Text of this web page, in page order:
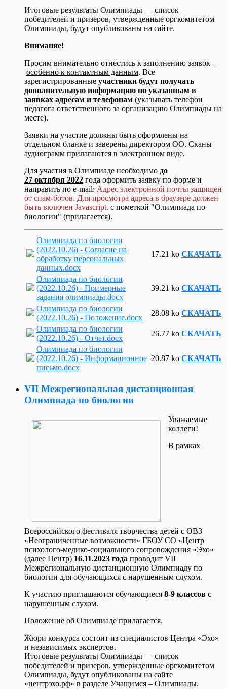
Итоговые результаты Олимпиады — список
победителей и призеров, утвержденные оргкомитетом
Олимпиады, будут опубликованы на сайте.
Внимание!
Просим внимательно отнестись к заполнению заявок –
особенно к контактным данным. Все
зарегистрированные участники будут получать
дополнительную информацию по указанным в
заявках адресам и телефонам (указывать телефон
педагога ответственного за организацию Олимпиады на
месте).
Заявки на участие должны быть оформлены на
отдельном бланке и заверены директором ОО. Сканы
аудиограмм прилагаются в электронном виде.
Для участия в Олимпиаде необходимо до
27 октября 2022 года оформить заявку по форме и
направить по e-mail: Адрес электронной почты защищен
от спам-ботов. Для просмотра адреса в браузере должен
быть включен Javascript. с пометкой "Олимпиада по
биологии" (прилагается).
Олимпиада по биологии
(2022.10.26) - Согласие на
обработку персональных
данных.docx
17.21 ko СКАЧАТЬ
Олимпиада по биологии
(2022.10.26) - Примерные
задания олимпиады.docx
39.21 ko СКАЧАТЬ
Олимпиада по биологии
(2022.10.26) - Положение.docx
28.08 ko СКАЧАТЬ
Олимпиада по биологии
(2022.10.26) - Отчет.docx
26.77 ko СКАЧАТЬ
Олимпиада по биологии
(2022.10.26) - Информационное
письмо.docx
20.87 ko СКАЧАТЬ
VII Межрегиональная дистанционная
Олимпиада по биологии
Уважаемые
коллеги!
В рамках
Всероссийского фестиваля творчества детей с ОВЗ
«Неограниченные возможности» ГБОУ СО «Центр
психолого-медико-социального сопровождения «Эхо»
(далее Центр) 16.11.2023 года проводит VII
Межрегиональную дистанционную Олимпиаду по
биологии для обучающихся с нарушенным слухом.
К участию приглашаются обучающиеся 8-9 классов с
нарушенным слухом.
Положение об Олимпиаде прилагается.
Жюри конкурса состоит из специалистов Центра «Эхо»
и независимых экспертов.
Итоговые результаты Олимпиады — список
победителей и призеров, утвержденные оргкомитетом
Олимпиады, будут опубликованы на сайте
«центрэхо.рф» в разделе Учащимся – Олимпиады.